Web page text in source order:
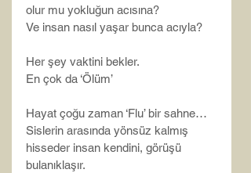
olur mu yokluğun acısına?
Ve insan nasıl yaşar bunca acıyla?
Her şey vaktini bekler.
En çok da ‘Ölüm’
Hayat çoğu zaman ‘Flu’ bir sahne…
Sislerin arasında yönsüz kalmış
hisseder insan kendini, görüşü
bulanıklaşır.